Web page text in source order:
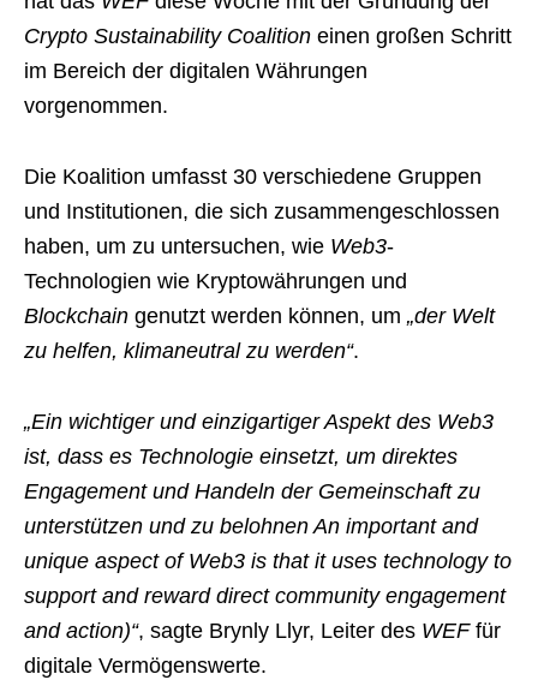
Crypto Sustainability Coalition einen großen Schritt
im Bereich der digitalen Währungen
vorgenommen.
Die Koalition umfasst 30 verschiedene Gruppen
und Institutionen, die sich zusammengeschlossen
haben, um zu untersuchen, wie Web3-
Technologien wie Kryptowährungen und
Blockchain genutzt werden können, um „der Welt
zu helfen, klimaneutral zu werden“.
„Ein wichtiger und einzigartiger Aspekt des Web3
ist, dass es Technologie einsetzt, um direktes
Engagement und Handeln der Gemeinschaft zu
unterstützen und zu belohnen An important and
unique aspect of Web3 is that it uses technology to
support and reward direct community engagement
and action)“, sagte Brynly Llyr, Leiter des WEFfür
digitale Vermögenswerte.